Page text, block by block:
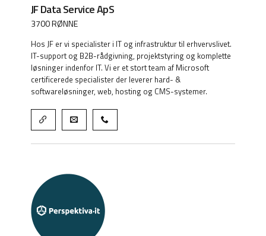
JF Data Service ApS
3700 RØNNE
Hos JF er vi specialister i IT og infrastruktur til erhvervslivet.
IT-support og B2B-rådgivning, projektstyring og komplette
løsninger indenfor IT. Vi er et stort team af Microsoft
certificerede specialister der leverer hard- &
softwareløsninger, web, hosting og CMS-systemer.